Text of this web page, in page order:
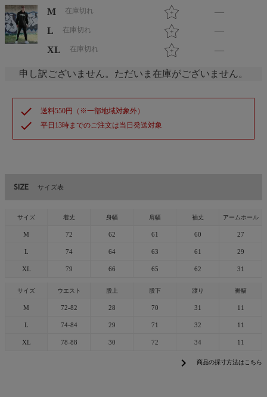
M 在庫切れ
—
L
在庫切れ
—
XL
在庫切れ —
申し訳ございません。ただいま在庫がございません。
check 送料550円（※一部地域対象外）
check 平日13時までのご注文は当日発送対象
SIZE サイズ表
サイズ 着丈 身幅 肩幅 袖丈 アームホール
M 72 62 61 60 27
L 74 64 63 61 29
XL 79 66 65 62 31
サイズ ウエスト 股上 股下 渡り 裾幅
M 72-82 28 70 31 11
L 74-84 29 71 32 11
XL 78-88 30 72 34 11
chevron_right 商品の採寸方法はこちら